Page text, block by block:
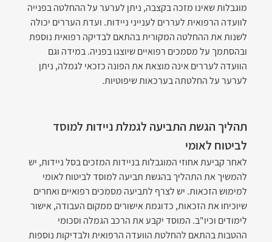
מוגבלות שאינו מזכה בקצבה, ניתן לערער על ההחלטה בפנייה
לוועדה הרפואית לעררים לענייני ניידות. ועדת העררים יכולה
לשנות את ההחלטה המקורית בהתאם לבדיקה רפואית נוספת
ובהסתמך על מסמכים רפואיים שיוצגו בפניה. במידה וגם
הוועדה לעררים אינה מוצאת את הפונה כזכאי לגמלה, ניתן
לערער על החלטתה בערכאות שיפוטיות.
תהליך הגשת התביעה לגמלת ניידות למוסד
לביטוח לאומי
לאחר קביעת אחוזי המוגבלות בניידות המזכים בסל ניידות, יש
להמשיך את התהליך בהגשת תביעה למוסד לביטוח לאומי
למימוש הזכאות. יש לצרף לתביעה מסמכים רפואיים ואחרים
שיוכיחו את הזכאות, כדוגמת אישורים ממקום העבודה, אישור
לימודים וכיו"ב. המוסד יקבע את הרכב הגמלה וסכומי
ההטבות בהתאם להחלטת הוועדה הרפואית ולבדיקות נוספות